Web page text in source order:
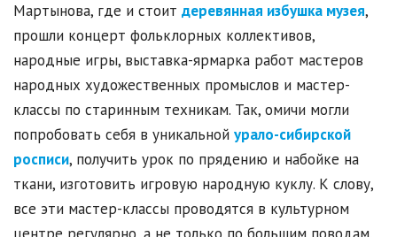
Мартынова, где и стоит деревянная избушка музея,
прошли концерт фольклорных коллективов,
народные игры, выставка-ярмарка работ мастеров
народных художественных промыслов и мастер-
классы по старинным техникам. Так, омичи могли
попробовать себя в уникальной урало-сибирской
росписи, получить урок по прядению и набойке на
ткани, изготовить игровую народную куклу. К слову,
все эти мастер-классы проводятся в культурном